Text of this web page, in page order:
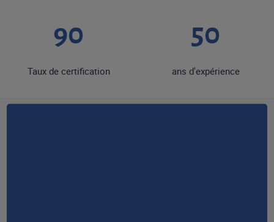
90
Taux de certification
50
ans d'expérience